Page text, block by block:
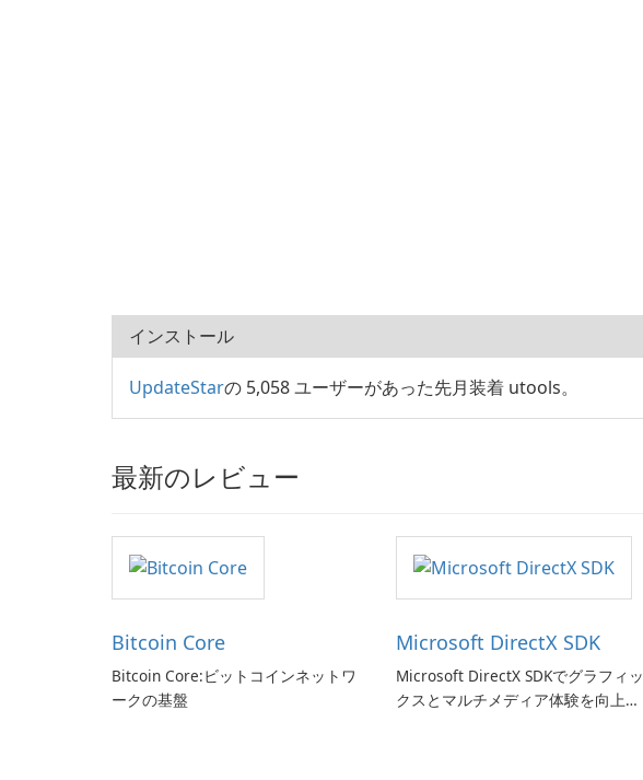
インストール
UpdateStarの 5,058 ユーザーがあった先月装着 utools。
最新のレビュー
Bitcoin Core
Bitcoin Core:ビットコインネットワ
ークの基盤
Microsoft DirectX SDK
Microsoft DirectX SDKでグラフィッ
クスとマルチメディア体験を向上さ